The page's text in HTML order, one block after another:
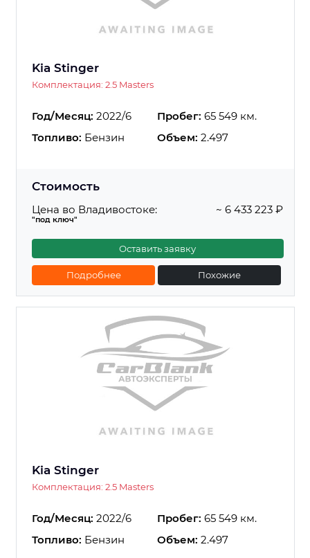
Kia Stinger
Комплектация: 2.5 Masters
Год/Месяц: 2022/6 Пробег: 65 549 км.
Топливо: Бензин Объем: 2.497
Стоимость
Цена во Владивостоке:
"под ключ"
~ 6 433 223 ₽
Оставить заявку
Подробнее Похожие
Kia Stinger
Комплектация: 2.5 Masters
Год/Месяц: 2022/6 Пробег: 65 549 км.
Топливо: Бензин Объем: 2.497